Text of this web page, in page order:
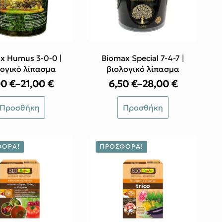
Humus 3-0-0 |
λίπασμα
€–21,00 €
Price
range:
6,00 €
through
Προσθήκη
Biomax Special 7-4-7 |
βιολογικό λίπασμα
6,50 €–28,00 €
Price
range:
6,50 €
through
Προσθήκη
Αυτό
το
πολλαπλές
παραλλαγές.
Οι
επιλογές
μπορούν
να
επιλεγούν
ΠΡΟΣΦΟΡΆ!